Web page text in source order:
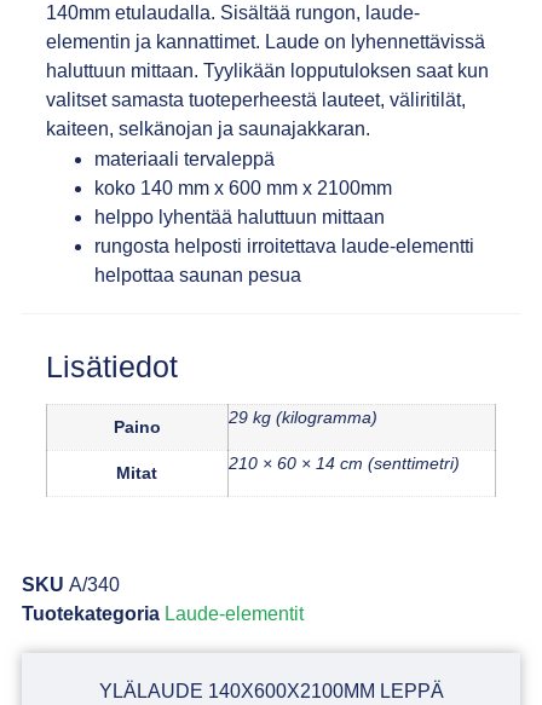
140mm etulaudalla. Sisältää rungon, laude-
elementin ja kannattimet. Laude on lyhennettävissä
haluttuun mittaan. Tyylikään lopputuloksen saat kun
valitset samasta tuoteperheestä lauteet, väliritilät,
kaiteen, selkänojan ja saunajakkaran.
materiaali tervaleppä
koko 140 mm x 600 mm x 2100mm
helppo lyhentää haluttuun mittaan
rungosta helposti irroitettava laude-elementti
helpottaa saunan pesua
Lisätiedot
Paino 29 kg (kilogramma)
Mitat 210 × 60 × 14 cm (senttimetri)
SKU A/340
Tuotekategoria Laude-elementit
YLÄLAUDE 140X600X2100MM LEPPÄ